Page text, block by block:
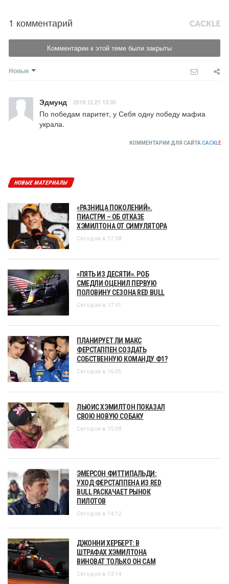
1 комментарий
Комментарии к этой теме были закрыты
Новые
Эдмунд 2019.12.21 13:30
По победам паритет, у Себя одну победу мафиа
украла.
КОММЕНТАРИИ ДЛЯ САЙТА CACKLE
НОВЫЕ МАТЕРИАЛЫ
«РАЗНИЦА ПОКОЛЕНИЙ».
ПИАСТРИ – ОБ ОТКАЗЕ
ХЭМИЛТОНА ОТ СИМУЛЯТОРА
Сегодня в 17:58
«ПЯТЬ ИЗ ДЕСЯТИ». РОБ
СМЕДЛИ ОЦЕНИЛ ПЕРВУЮ
ПОЛОВИНУ СЕЗОНА RED BULL
Сегодня в 17:01
ПЛАНИРУЕТ ЛИ МАКС
ФЕРСТАППЕН СОЗДАТЬ
СОБСТВЕННУЮ КОМАНДУ Ф1?
Сегодня в 16:05
ЛЬЮИС ХЭМИЛТОН ПОКАЗАЛ
СВОЮ НОВУЮ СОБАКУ
Сегодня в 15:09
ЭМЕРСОН ФИТТИПАЛЬДИ:
УХОД ФЕРСТАППЕНА ИЗ RED
BULL РАСКАЧАЕТ РЫНОК
ПИЛОТОВ
Сегодня в 14:12
ДЖОННИ ХЕРБЕРТ: В
ШТРАФАХ ХЭМИЛТОНА
ВИНОВАТ ТОЛЬКО ОН САМ
Сегодня в 13:14